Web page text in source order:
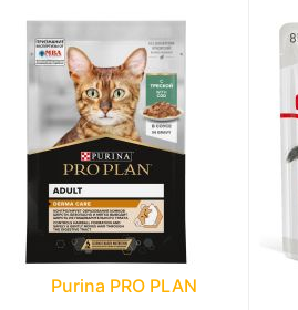
Purina PRO PLAN